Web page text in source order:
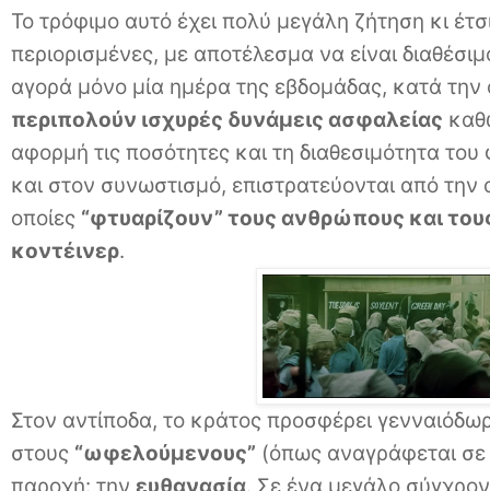
Το τρόφιμο αυτό έχει πολύ μεγάλη ζήτηση κι
περιορισμένες, με αποτέλεσμα να είναι
αγορά μόνο μία ημέρα της εβδομάδας, κατά την
περιπολούν ισχυρές δυνάμεις ασφαλείας
αφορμή τις ποσότητες και τη διαθεσιμότητα
και στον συνωστισμό, επιστρατεύονται από την
οποίες “φτυαρίζουν” τους ανθρώπους και
κοντέινερ.
Στον αντίποδα, το κράτος προσφέρει
στους “ωφελούμενους” (όπως αναγράφεται